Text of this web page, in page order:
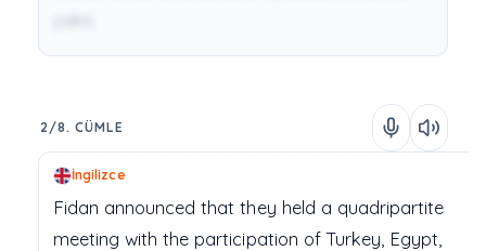
2/8. CÜMLE
İngilizce
Fidan announced that they held a quadripartite
meeting with the participation ofTurkey, Egypt,